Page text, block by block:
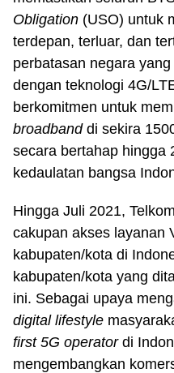
Obligation (USO) untuk
terdepan, terluar, dan
perbatasan negara
dengan teknologi 4G/
berkomitmen untuk
broadband di sekira
secara bertahap hingga
kedaulatan bangsa
Hingga Juli 2021,
cakupan akses layanan
kabupaten/kota di
kabupaten/kota yang
ini. Sebagai upaya
digital lifestyle
first 5G operator di
mengembangkan